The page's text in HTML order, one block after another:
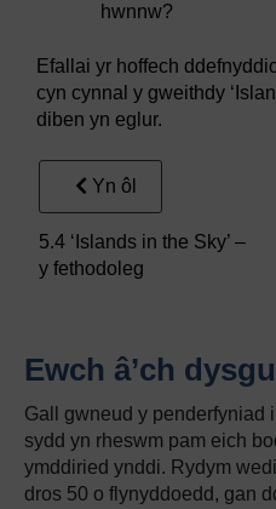
hwnnw?
Efallai yr hoffech
cyn cynnal y gweithdy
diben yn eglur.
Yn ôl
5.4 ‘Islands in the Sky’ –
y fethodoleg
Ewch â’ch
Gall gwneud y penderfyniad
sydd yn rheswm pam eich
ymddiried ynddi. Rydym
dros 50 o flynyddoedd, gan